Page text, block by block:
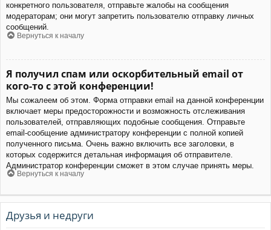
конкретного пользователя, отправьте жалобы на сообщения
модераторам; они могут запретить пользователю отправку личных
сообщений.
Вернуться к началу
Я получил спам или оскорбительный email от
кого-то с этой конференции!
Мы сожалеем об этом. Форма отправки email на данной конференции
включает меры предосторожности и возможность отслеживания
пользователей, отправляющих подобные сообщения. Отправьте
email-сообщение администратору конференции с полной копией
полученного письма. Очень важно включить все заголовки, в
которых содержится детальная информация об отправителе.
Администратор конференции сможет в этом случае принять меры.
Вернуться к началу
Друзья и недруги